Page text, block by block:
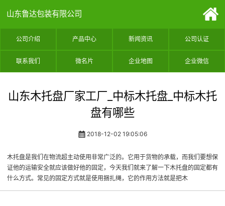
山东鲁达包装有限公司
公司介绍 产品中心 新闻资讯 公司认证
联系我们 微名片 企业地图 企业微信
山东木托盘厂家工厂_中标木托盘_中标木托
盘有哪些
2018-12-02 19:05:06
木托盘是我们在物流超主动使用非常广泛的。它用于货物的承载，而我们要想保
证他的运输安全就应该做好他的固定，今天我们就来了解一下木托盘的固定都有
什么方式。常见的固定方式就是使用捆扎绳，它的作用方法就是把木